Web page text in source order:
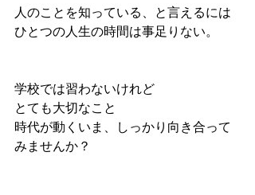
人のことを知っている、と言えるには
ひとつの人生の時間は事足りない。
学校では習わないけれど
とても大切なこと
時代が動くいま、しっかり向き合って
みませんか？